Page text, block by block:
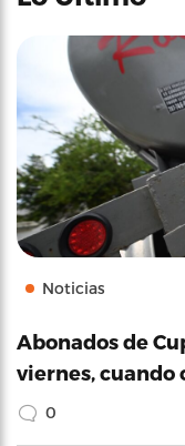
Noticias
Abonados de
viernes,
0